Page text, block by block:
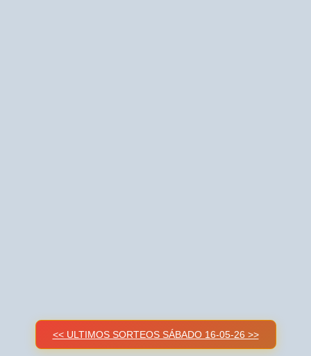
<< ULTIMOS SORTEOS SÁBADO 16-05-26 >>